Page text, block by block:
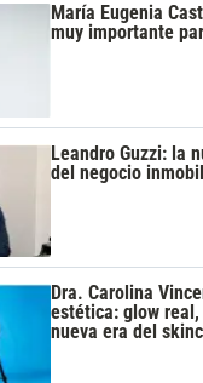
María Eugenia
muy importante
Leandro Guzzi: la
del negocio
Dra. Carolina
estética: glow
nueva era del